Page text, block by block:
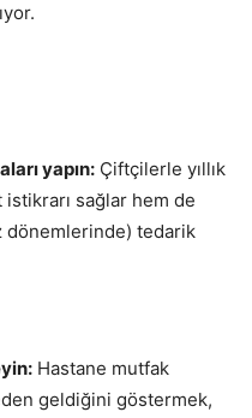
yapın: Çiftçilerle yıllık
sağlar hem de
dönemlerinde) tedarik
Hastane mutfak
geldiğini göstermek,